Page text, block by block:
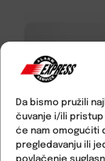
Da bismo pružili
čuvanje i/ili pristup
će nam omogućiti
pregledavanju ili
povlačenje